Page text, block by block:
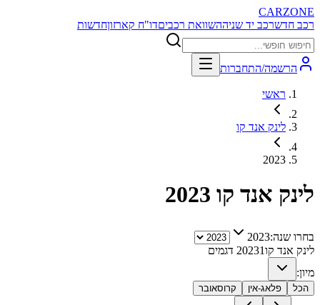
CARZONE
רכב חדשרכב יד שניההשוואת רכביםדו"ח קארזוןחדשות
הרשמה/התחברות
ראשי
לינק אנד קו
2023
לינק אנד קו 2023
בחרו שנה:2023
לינק אנד קו 20231
דגמים
מיון:
הכל פלאג-אין קרוסאובר